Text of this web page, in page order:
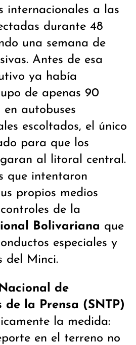
internacionales a las
durante 48
una semana de
Antes de esa
ya había
de apenas 90
autobuses
escoltados, el único
para que los
al litoral central.
que intentaron
propios medios
de la
Bolivariana que
especiales y
del Minci.
de
de la Prensa (SNTP)
la medida:
en el terreno no